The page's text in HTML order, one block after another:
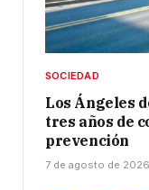
SOCIEDAD
Los Ángeles
tres años de
prevención
7 de agosto de 2026